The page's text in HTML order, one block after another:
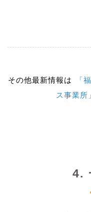
その他最新情報は
「
ス事業所
4.